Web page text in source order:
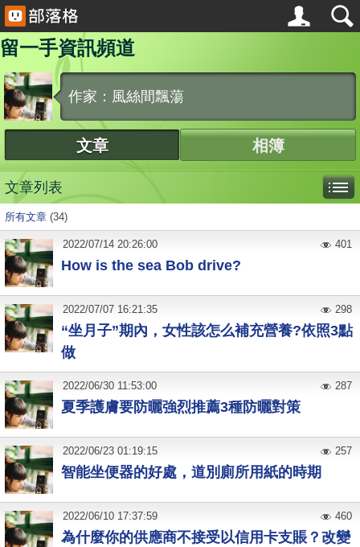
留一手資訊頻道
作家：風絲間飄蕩
文章 相簿
文章列表
所有文章 (34)
How is the sea Bob drive?
2022/07/14 20:26:00 401
“坐月子”期內，女性該怎么補充營養?依照3點
做
2022/07/07 16:21:35 298
夏季護膚要防曬強烈推薦3種防曬對策
2022/06/30 11:53:00 287
智能坐便器的好處，道別廁所用紙的時期
2022/06/23 01:19:15 257
為什麼你的供應商不接受以信用卡支賬？改變
2022/06/10 17:37:59 460